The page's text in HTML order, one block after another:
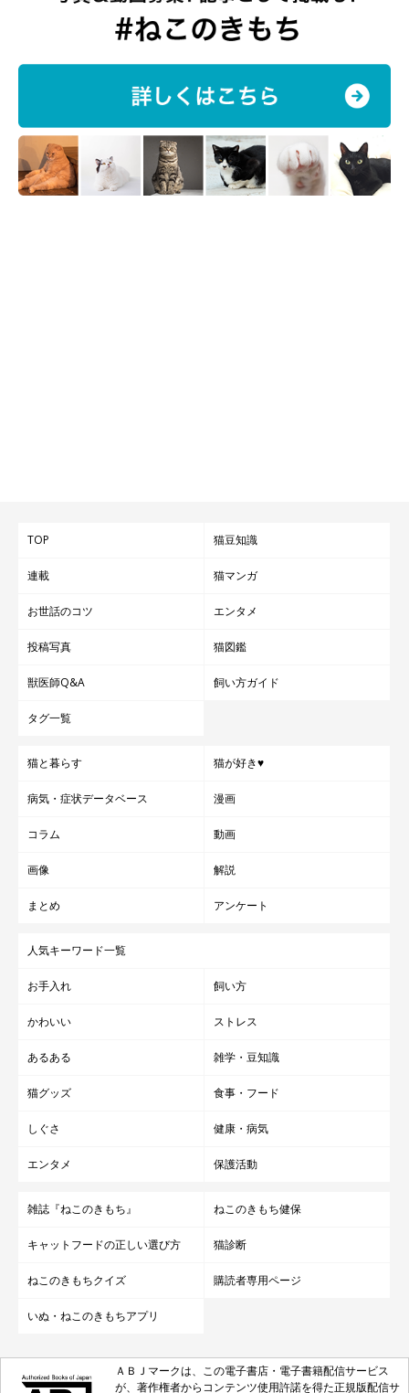
TOP 猫豆知識
連載 猫マンガ
お世話のコツ エンタメ
投稿写真 猫図鑑
獣医師Q&A 飼い方ガイド
タグ一覧
猫と暮らす 猫が好き♥
病気・症状データベース 漫画
コラム 動画
画像 解説
まとめ アンケート
人気キーワード一覧
お手入れ 飼い方
かわいい ストレス
あるある 雑学・豆知識
猫グッズ 食事・フード
しぐさ 健康・病気
エンタメ 保護活動
雑誌『ねこのきもち』 ねこのきもち健保
キャットフードの正しい選び方 猫診断
ねこのきもちクイズ 購読者専用ページ
いぬ・ねこのきもちアプリ
ＡＢＪマークは、この電子書店・電子書籍配信サービス
が、著作権者からコンテンツ使用許諾を得た正規版配信サ